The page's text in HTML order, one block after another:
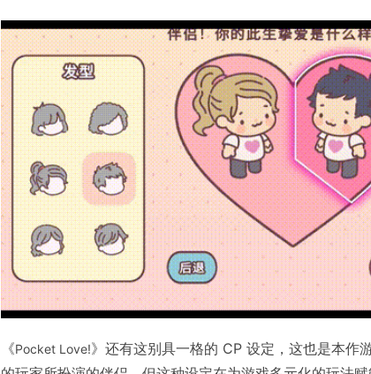
《Pocket Love!》还有这别具一格的 CP 设定，这也是本作